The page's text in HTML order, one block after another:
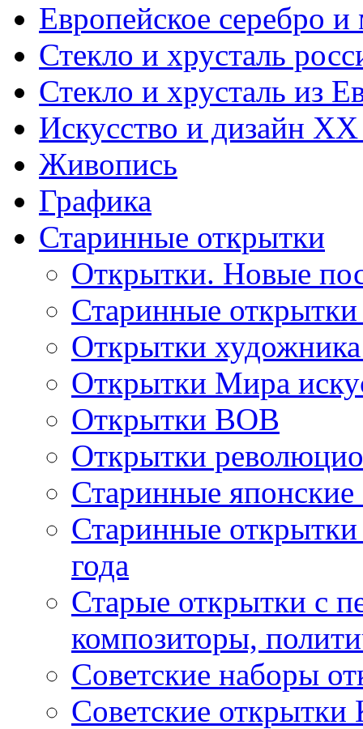
Европейское серебро
Стекло и хрусталь
Стекло и хрусталь из
Искусство и дизайн XX
Живопись
Графика
Старинные открытки
Открытки. Новые
Старинные
Открытки
Открытки Мира
Открытки ВОВ
Открытки
Старинные
Старинные
года
Старые открытки с
композиторы,
Советские наборы
Советские открытки